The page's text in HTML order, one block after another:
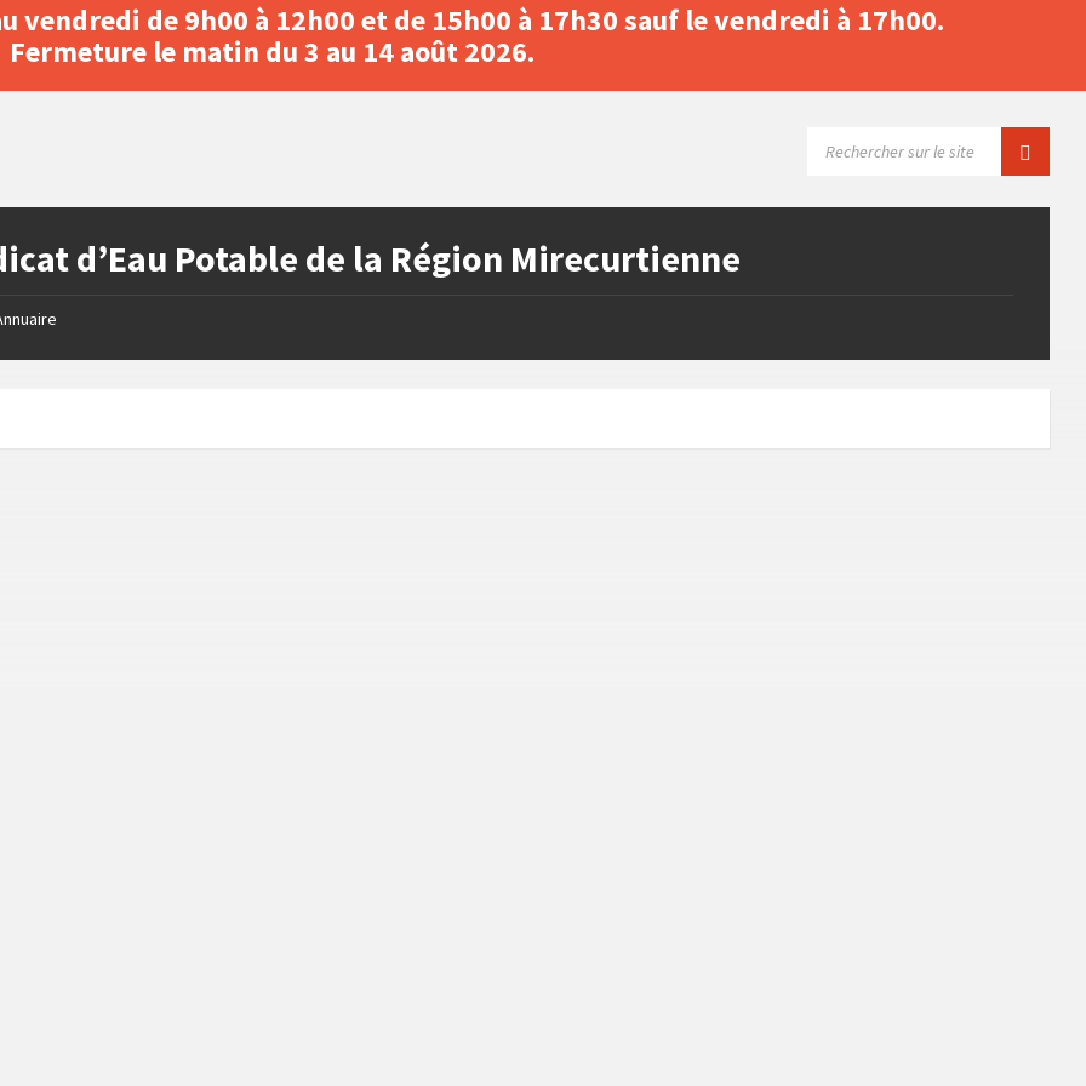
vendredi de 9h00 à 12h00 et de 15h00 à 17h30 sauf le vendredi à 17h00.
Fermeture le matin du 3 au 14 août 2026.
d’Eau Potable de la Région Mirecurtienne